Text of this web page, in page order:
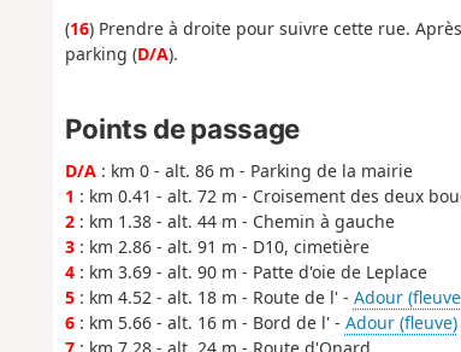
(16) Prendre à droite pour suivre cette rue.
parking (D/A).
Points de passage
D/A: km 0 - alt. 86 m - Parking de la mairie
1 : km 0.41 - alt. 72 m - Croisement des deux
2: km 1.38 - alt. 44 m - Chemin à gauche
3: km 2.86 - alt. 91 m - D10, cimetière
4: km 3.69 - alt. 90 m - Patte d'oie de Leplace
5: km 4.52 - alt. 18 m - Route de l' - Adour
6: km 5.66 - alt. 16 m - Bord de l' - Adour (fleuve)